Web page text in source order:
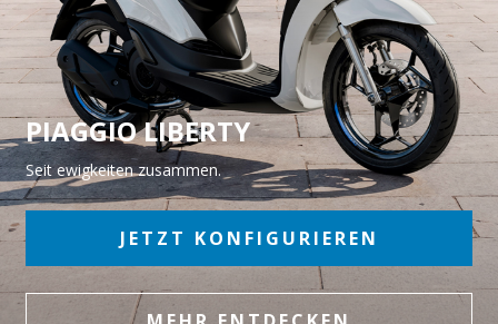
PIAGGIO LIBERTY
Seit ewigkeiten zusammen.
JETZT KONFIGURIEREN